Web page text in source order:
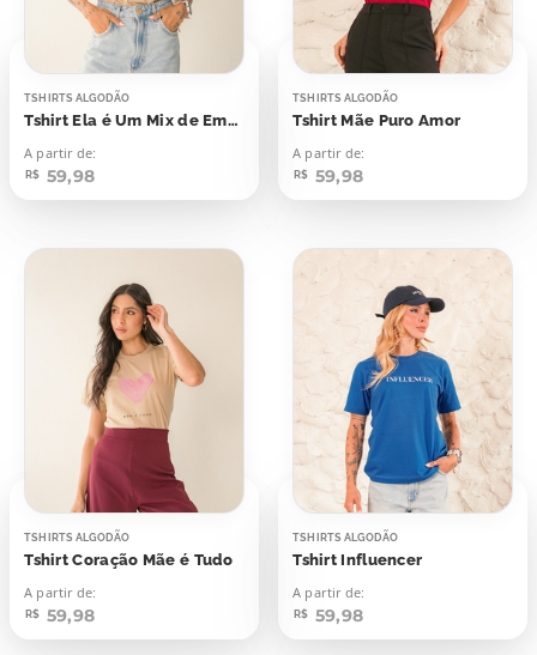
TSHIRTS ALGODÃO
Tshirt Ela é Um Mix de Emoções
A partir de:
R$ 59,98
TSHIRTS ALGODÃO
Tshirt Mãe Puro Amor
A partir de:
R$ 59,98
TSHIRTS ALGODÃO
Tshirt Coração Mãe é Tudo
A partir de:
R$ 59,98
TSHIRTS ALGODÃO
Tshirt Influencer
A partir de:
R$ 59,98